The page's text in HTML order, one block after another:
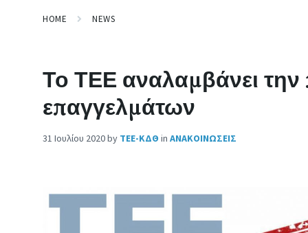
HOME NEWS
Το ΤΕΕ αναλαμβάνει την
επαγγελμάτων
31 Ιουλίου 2020by ΤΕΕ-ΚΔΘ in ΑΝΑΚΟΙΝΩΣΕΙΣ